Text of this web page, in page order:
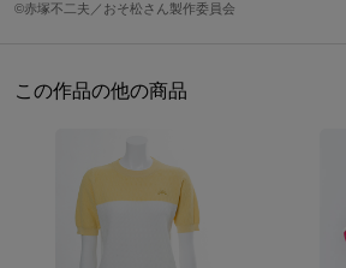
もちろん、シンプルなコーディネートのワ
す。予めご了承ください。 原産国／中国
素材／合成皮革、亜鉛合金、鉄
15g
サイズガイドページはこちら
©赤塚不二夫／おそ松さん製作委員会
この作品の他の商品